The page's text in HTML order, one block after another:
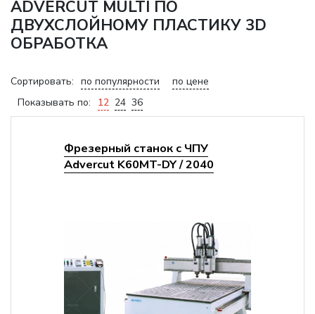
ADVERCUT MULTI ПО
ДВУХСЛОЙНОМУ ПЛАСТИКУ 3D
ОБРАБОТКА
Сортировать: по популярности
по цене
Показывать по:
12 24 36
Фрезерный станок с ЧПУ
Advercut K60MT-DY / 2040